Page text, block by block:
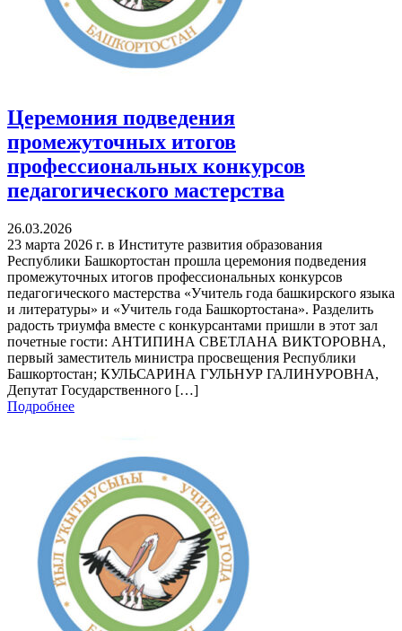
Церемония подведения
промежуточных итогов
профессиональных конкурсов
педагогического мастерства
26.03.2026
23 марта 2026 г. в Институте развития образования
Республики Башкортостан прошла церемония подведения
промежуточных итогов профессиональных конкурсов
педагогического мастерства «Учитель года башкирского языка
и литературы» и «Учитель года Башкортостана». Разделить
радость триумфа вместе с конкурсантами пришли в этот зал
почетные гости: АНТИПИНА СВЕТЛАНА ВИКТОРОВНА,
первый заместитель министра просвещения Республики
Башкортостан; КУЛЬСАРИНА ГУЛЬНУР ГАЛИНУРОВНА,
Депутат Государственного […]
Подробнее